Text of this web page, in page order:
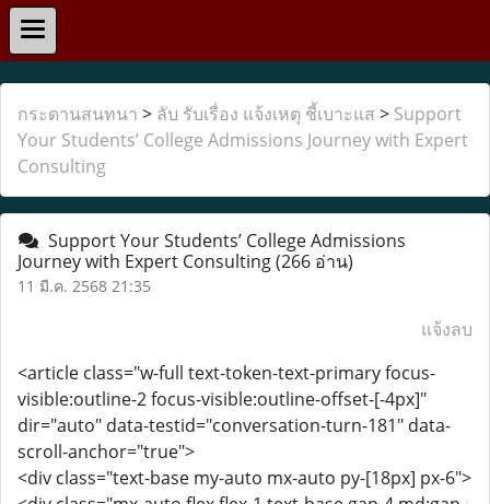
กระดานสนทนา > ลับ รับเรื่อง แจ้งเหตุ ชี้เบาะแส > Support
Your Students’ College Admissions Journey with Expert
Consulting
Support Your Students’ College Admissions
Journey with Expert Consulting(266 อ่าน)
11 มี.ค. 2568 21:35
แจ้งลบ
<article class="w-full text-token-text-primary focus-
visible:outline-2 focus-visible:outline-offset-[-4px]"
dir="auto" data-testid="conversation-turn-181" data-
scroll-anchor="true">
<div class="text-base my-auto mx-auto py-[18px] px-6">